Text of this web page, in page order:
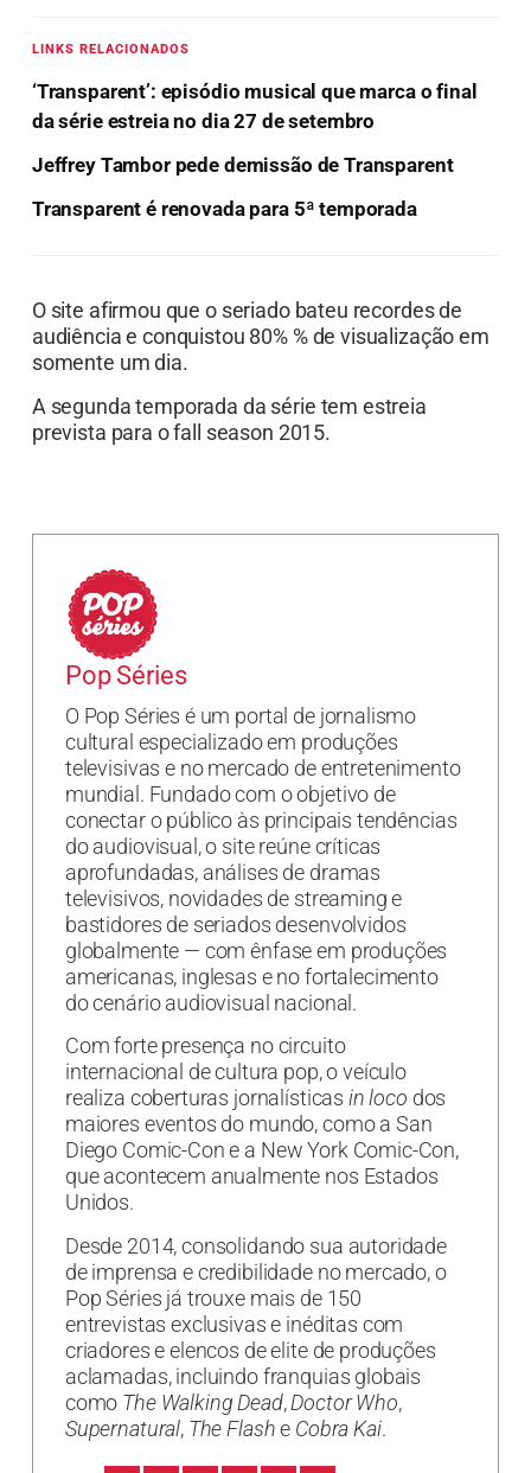
LINKS RELACIONADOS
‘Transparent’: episódio musical que marca o final
da série estreia no dia 27 de setembro
Jeffrey Tambor pede demissão de Transparent
Transparent é renovada para 5ª temporada
O site afirmou que o seriado bateu recordes de
audiência e conquistou 80% % de visualização em
somente um dia.
A segunda temporada da série tem estreia
prevista para o fall season 2015.
Pop Séries
O Pop Séries é um portal de jornalismo
cultural especializado em produções
televisivas e no mercado de entretenimento
mundial. Fundado com o objetivo de
conectar o público às principais tendências
do audiovisual, o site reúne críticas
aprofundadas, análises de dramas
televisivos, novidades de streaming e
bastidores de seriados desenvolvidos
globalmente — com ênfase em produções
americanas, inglesas e no fortalecimento
do cenário audiovisual nacional.
Com forte presença no circuito
internacional de cultura pop, o veículo
realiza coberturas jornalísticas in loco dos
maiores eventos do mundo, como a San
Diego Comic-Con e a New York Comic-Con,
que acontecem anualmente nos Estados
Unidos.
Desde 2014, consolidando sua autoridade
de imprensa e credibilidade no mercado, o
Pop Séries já trouxe mais de 150
entrevistas exclusivas e inéditas com
criadores e elencos de elite de produções
aclamadas, incluindo franquias globais
como The Walking Dead,Doctor Who,
Supernatural, The Flashe Cobra Kai.